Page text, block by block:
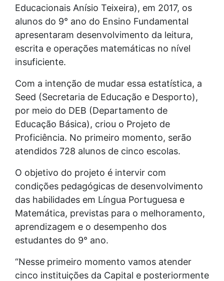
Educacionais Anísio Teixeira), em 2017, os
alunos do 9° ano do Ensino Fundamental
apresentaram desenvolvimento da leitura,
escrita e operações matemáticas no nível
insuficiente.
Com a intenção de mudar essa estatística, a
Seed (Secretaria de Educação e Desporto),
por meio do DEB (Departamento de
Educação Básica), criou o Projeto de
Proficiência. No primeiro momento, serão
atendidos 728 alunos de cinco escolas.
O objetivo do projeto é intervir com
condições pedagógicas de desenvolvimento
das habilidades em Língua Portuguesa e
Matemática, previstas para o melhoramento,
aprendizagem e o desempenho dos
estudantes do 9° ano.
“Nesse primeiro momento vamos atender
cinco instituições da Capital e posteriormente